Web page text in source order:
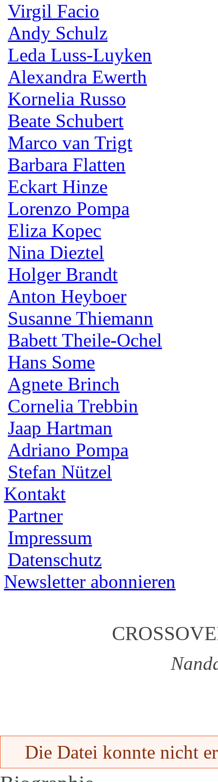
Virgil Facio
Andy Schulz
Leda Luss-Luyken
Alexandra Ewerth
Kornelia Russo
Beate Schubert
Marco van Trigt
Barbara Flatten
Eckart Hinze
Lorenzo Pompa
Eliza Kopec
Nina Dieztel
Holger Brandt
Anton Heyboer
Susanne Thiemann
Babett Theile-Ochel
Hans Some
Agnete Brinch
Cornelia Trebbin
Jaap Hartman
Adriano Pompa
Stefan Nützel
Kontakt
Partner
Impressum
Datenschutz
Newsletter abonnieren
Fehlermeldung
Die Datei konnte nicht